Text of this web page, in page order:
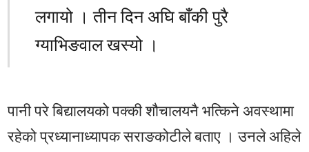
लगायो । तीन दिन अघि बाँकी पुरै
ग्याभिङवाल खस्यो ।
पानी परे बिद्यालयको पक्की शौचालयनै भत्किने अवस्थामा
रहेको प्रध्यानाध्यापक सराङकोटीले बताए । उनले अहिले